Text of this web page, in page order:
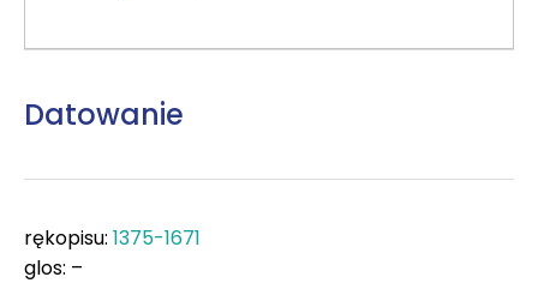
Datowanie
rękopisu: 1375-1671
glos: –